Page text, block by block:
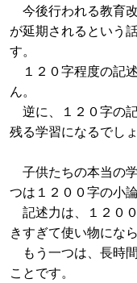
今後行われる教育
が延期されるという
す。
１２０字程度の記
ん。
逆に、１２０字の
残る学習になるでしょ
子供たちの本当の
つは１２００字の小
記述力は、１２０
きすぎて使い物にな
もう一つは、長時
ことです。